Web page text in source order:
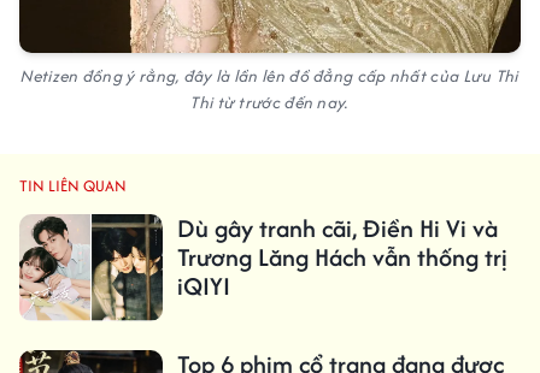
Netizen đồng ý rằng, đây là lần lên đồ đẳng cấp nhất của Lưu Thi
Thi từ trước đến nay.
TIN LIÊN QUAN
Dù gây tranh cãi, Điền Hi Vi và
Trương Lăng Hách vẫn thống trị
iQIYI
Top 6 phim cổ trang đang được